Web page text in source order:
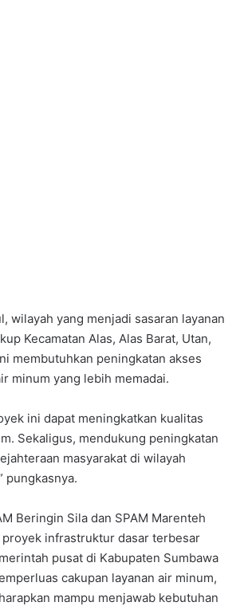
wilayah yang menjadi sasaran layanan
Kecamatan Alas, Alas Barat, Utan,
membutuhkan peningkatan akses
minum yang lebih memadai.
ini dapat meningkatkan kualitas
Sekaligus, mendukung peningkatan
masyarakat di wilayah
pungkasnya.
Beringin Sila dan SPAM Marenteh
proyek infrastruktur dasar terbesar
pusat di Kabupaten Sumbawa
cakupan layanan air minum,
mampu menjawab kebutuhan